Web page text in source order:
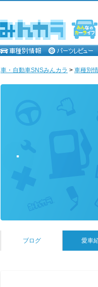
車・自動車SNSみんカラ > 車種別
.
ブログ 愛車